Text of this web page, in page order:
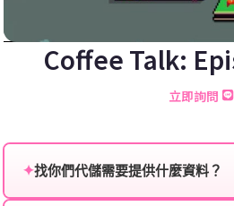
Coffee Talk:
立即詢問
✦找你們代儲需要提供什麼資料？